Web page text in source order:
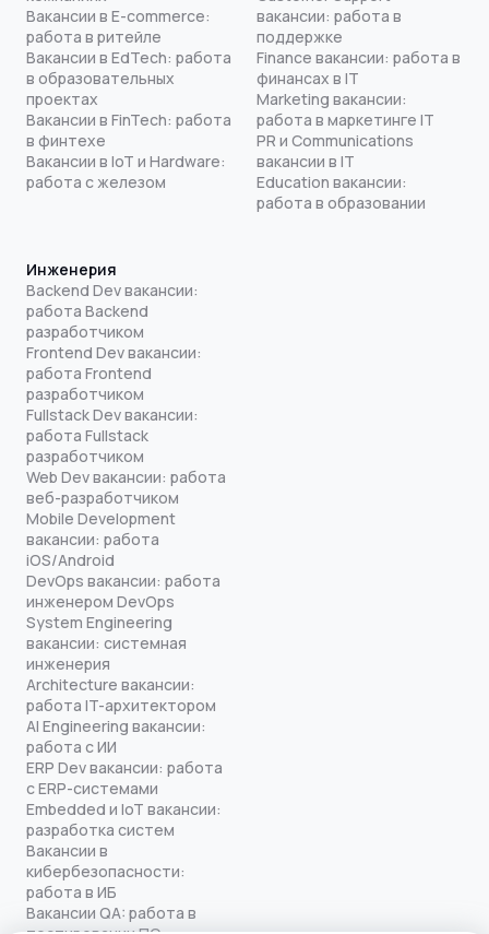
Вакансии в E-commerce:
работа в ритейле
Вакансии в EdTech: работа
в образовательных
проектах
Вакансии в FinTech: работа
в финтехе
Вакансии в IoT и Hardware:
работа с железом
вакансии: работа в
поддержке
Finance вакансии: работа в
финансах в IT
Marketing вакансии:
работа в маркетинге IT
PR и Communications
вакансии в IT
Education вакансии:
работа в образовании
Инженерия
Backend Dev вакансии:
работа Backend
разработчиком
Frontend Dev вакансии:
работа Frontend
разработчиком
Fullstack Dev вакансии:
работа Fullstack
разработчиком
Web Dev вакансии: работа
веб-разработчиком
Mobile Development
вакансии: работа
iOS/Android
DevOps вакансии: работа
инженером DevOps
System Engineering
вакансии: системная
инженерия
Architecture вакансии:
работа IT-архитектором
AI Engineering вакансии:
работа с ИИ
ERP Dev вакансии: работа
с ERP-системами
Embedded и IoT вакансии:
разработка систем
Вакансии в
кибербезопасности:
работа в ИБ
Вакансии QA: работа в